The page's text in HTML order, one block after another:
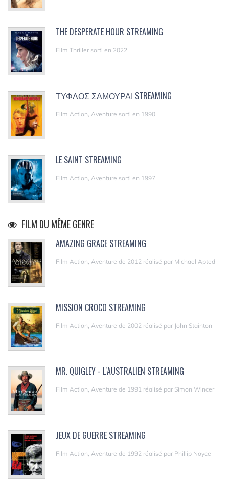
THE DESPERATE HOUR STREAMING
Film Thriller sorti en 2022
ΤΥΦΛΟΣ ΣΑΜΟΥΡΑΙ STREAMING
Film Action, Aventure sorti en 1990
LE SAINT STREAMING
Film Action, Aventure sorti en 1997
FILM DU MÊME GENRE
AMAZING GRACE STREAMING
Film Action, Aventure de 2012 réalisé par Michael Apted
MISSION CROCO STREAMING
Film Action, Aventure de 2002 réalisé par John Stainton
MR. QUIGLEY - L'AUSTRALIEN STREAMING
Film Action, Aventure de 1991 réalisé par Simon Wincer
JEUX DE GUERRE STREAMING
Film Action, Aventure de 1992 réalisé par Phillip Noyce